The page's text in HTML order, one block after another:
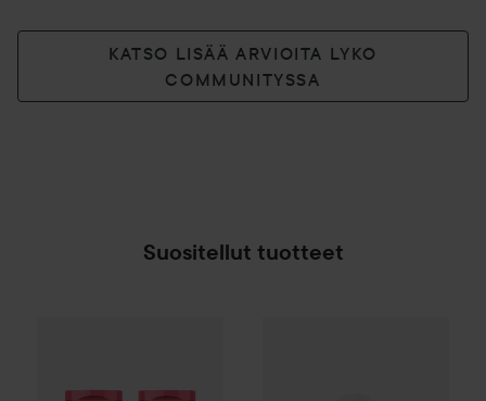
KATSO LISÄÄ ARVIOITA LYKO
COMMUNITYSSA
Suositellut tuotteet